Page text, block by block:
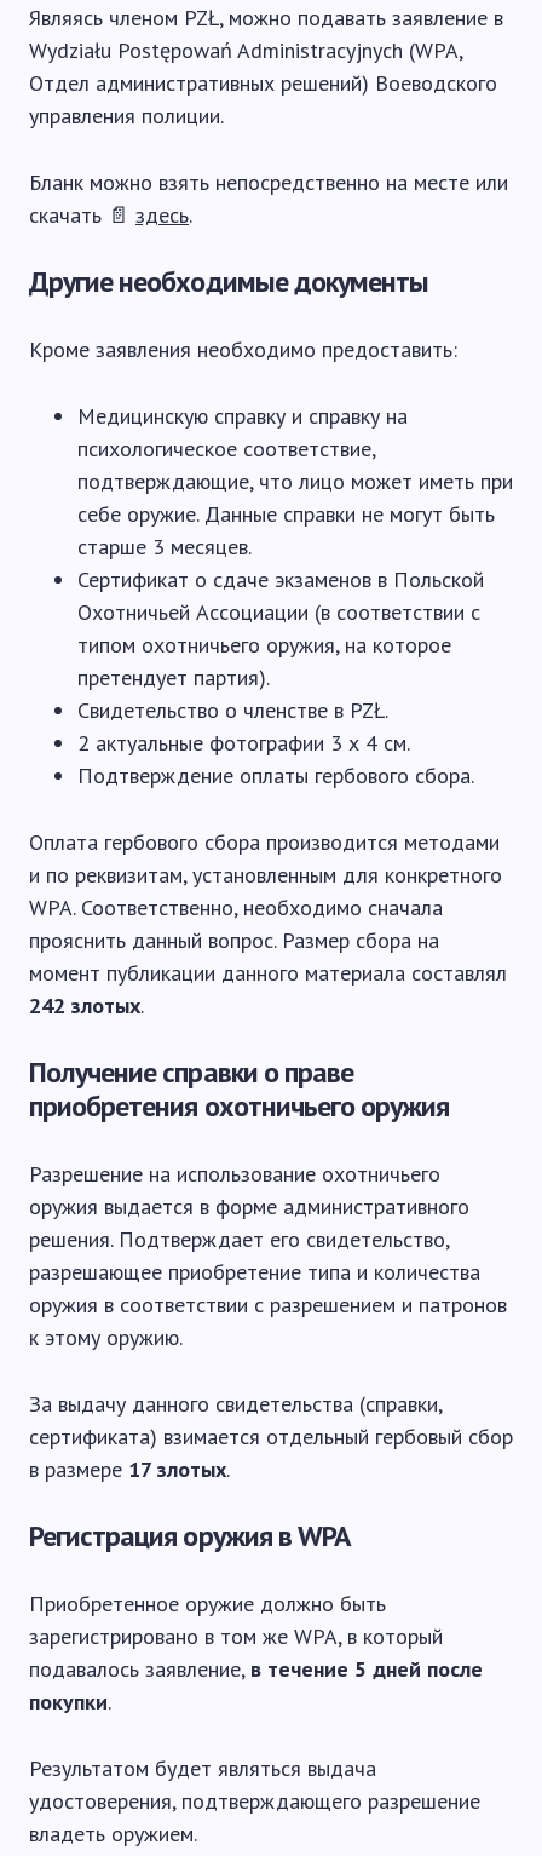
Являясь членом PZŁ, можно подавать заявление в
Wydziału Postępowań Administracyjnych (WPA,
Отдел административных решений) Воеводского
управления полиции.
Бланк можно взять непосредственно на месте или
скачать 📄 здесь.
Другие необходимые документы
Кроме заявления необходимо предоставить:
Медицинскую справку и справку на
психологическое соответствие,
подтверждающие, что лицо может иметь при
себе оружие. Данные справки не могут быть
старше 3 месяцев.
Сертификат о сдаче экзаменов в Польской
Охотничьей Ассоциации (в соответствии с
типом охотничьего оружия, на которое
претендует партия).
Свидетельство о членстве в PZŁ.
2 актуальные фотографии 3 х 4 см.
Подтверждение оплаты гербового сбора.
Оплата гербового сбора производится методами
и по реквизитам, установленным для конкретного
WPA. Соответственно, необходимо сначала
прояснить данный вопрос. Размер сбора на
момент публикации данного материала составлял
242 злотых.
Получение справки о праве
приобретения охотничьего оружия
Разрешение на использование охотничьего
оружия выдается в форме административного
решения. Подтверждает его свидетельство,
разрешающее приобретение типа и количества
оружия в соответствии с разрешением и патронов
к этому оружию.
За выдачу данного свидетельства (справки,
сертификата) взимается отдельный гербовый сбор
в размере 17 злотых.
Регистрация оружия в WPA
Приобретенное оружие должно быть
зарегистрировано в том же WPA, в который
подавалось заявление, в течение 5 дней после
покупки.
Результатом будет являться выдача
удостоверения, подтверждающего разрешение
владеть оружием.